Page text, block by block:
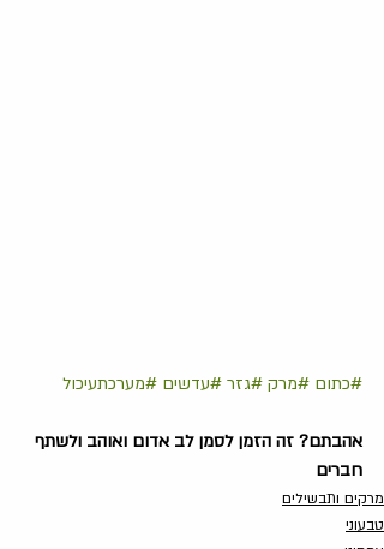
#כתום #מרק #גזר #עדשים #מערכתעיכול
אהבתם? זה הזמן לסמן לב אדום ואוהב ולשתף
חברים
מרקים ותבשילים
טבעוני